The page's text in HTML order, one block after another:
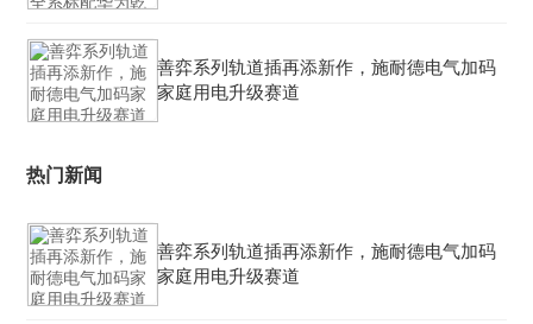
善弈系列轨道插再添新作，施耐德电气加码
家庭用电升级赛道
热门新闻
善弈系列轨道插再添新作，施耐德电气加码
家庭用电升级赛道